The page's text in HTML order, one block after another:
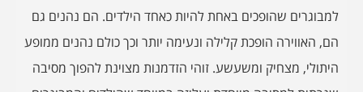
למבוגרים שהופכים באחת להיות כאחד הילדים. הם נהנים גם
הם, האווירה הופכת קלילה ונעימה יותר וכך כולם נהנים ממופע
היתולי, מצחיק ומשעשע. זוהי הזדמנות מצוינת להפוך מסיבה